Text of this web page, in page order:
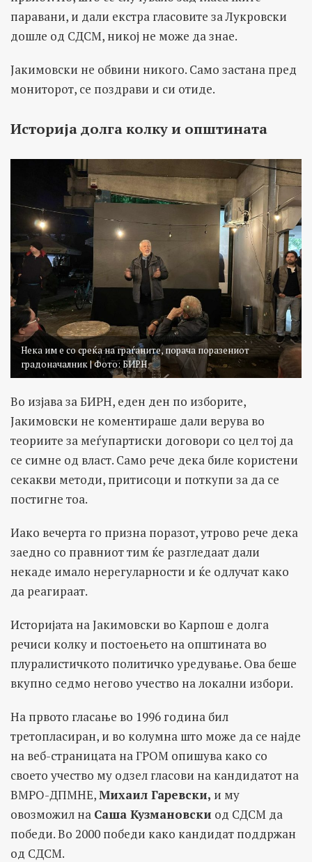
паравани, и дали екстра гласовите за Лукровски
дошле од СДСМ, никој не може да знае.
Јакимовски не обвини никого. Само застана пред
мониторот, се поздрави и си отиде.
Историја долга колку и општината
Нека им е со среќа на граѓаните, порача поразениот
градоначалник | Фото: БИРН
Во изјава за БИРН, еден ден по изборите,
Јакимовски не коментираше дали верува во
теориите за меѓупартиски договори со цел тој да
се симне од власт. Само рече дека биле користени
секакви методи, притисоци и поткупи за да се
постигне тоа.
Иако вечерта го призна поразот, утрово рече дека
заедно со правниот тим ќе разгледаат дали
некаде имало нерегуларности и ќе одлучат како
да реагираат.
Историјата на Јакимовски во Карпош е долга
речиси колку и постоењето на општината во
плуралистичкото политичко уредување. Ова беше
вкупно седмо негово учество на локални избори.
На првото гласање во 1996 година бил
третопласиран, и во колумна што може да се најде
на веб-страницата на ГРОМ опишува како со
своето учество му одзел гласови на кандидатот на
ВМРО-ДПМНЕ,Михаил Гаревски, и му
овозможил на Саша Кузмановски од СДСМ да
победи. Во 2000 победи како кандидат поддржан
од СДСМ.